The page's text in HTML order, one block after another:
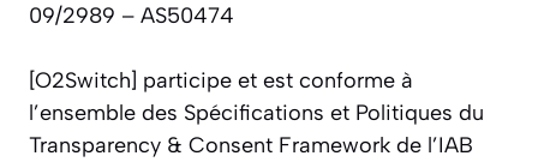
09/2989 – AS50474
[O2Switch] participe et est conforme à
l’ensemble des Spécifications et Politiques du
Transparency & Consent Framework de l’IAB